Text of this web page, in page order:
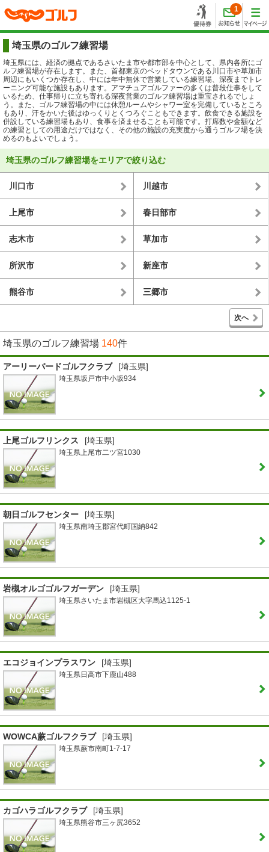
1
埼玉県のゴルフ練習場
埼玉県には、経済の拠点であるさいたま市や都市部を中心として、県内各所にゴ
ルフ練習場が存在します。また、首都東京のベッドタウンである川口市や草加市
周辺にもいくつか存在し、中には年中無休で営業している練習場、深夜までトレ
ーニング可能な施設もあります。アマチュアゴルファーの多くは普段仕事をして
いるため、仕事帰りに立ち寄れる深夜営業のゴルフ練習場は重宝されるでしょ
う。また、ゴルフ練習場の中には休憩ルームやシャワー室を完備しているところ
もあり、汗をかいた後はゆっくりとくつろぐこともできます。飲食できる施設を
併設している練習場もあり、食事を済ませることも可能です。打席数や金額など
の練習としての用途だけではなく、その他の施設の充実度から通うゴルフ場を決
めるのもよいでしょう。
埼玉県のゴルフ練習場をエリアで絞り込む
川口市 川越市
上尾市 春日部市
志木市 草加市
所沢市 新座市
熊谷市 三郷市
次へ
埼玉県のゴルフ練習場 140件
アーリーバードゴルフクラブ [埼玉県]
埼玉県坂戸市中小坂934
上尾ゴルフリンクス [埼玉県]
埼玉県上尾市二ツ宮1030
朝日ゴルフセンター [埼玉県]
埼玉県南埼玉郡宮代町国納842
岩槻オルゴゴルフガーデン [埼玉県]
埼玉県さいたま市岩槻区大字馬込1125-1
エコジョインプラスワン [埼玉県]
埼玉県日高市下鹿山488
WOWCA蕨ゴルフクラブ [埼玉県]
埼玉県蕨市南町1-7-17
カゴハラゴルフクラブ [埼玉県]
埼玉県熊谷市三ヶ尻3652